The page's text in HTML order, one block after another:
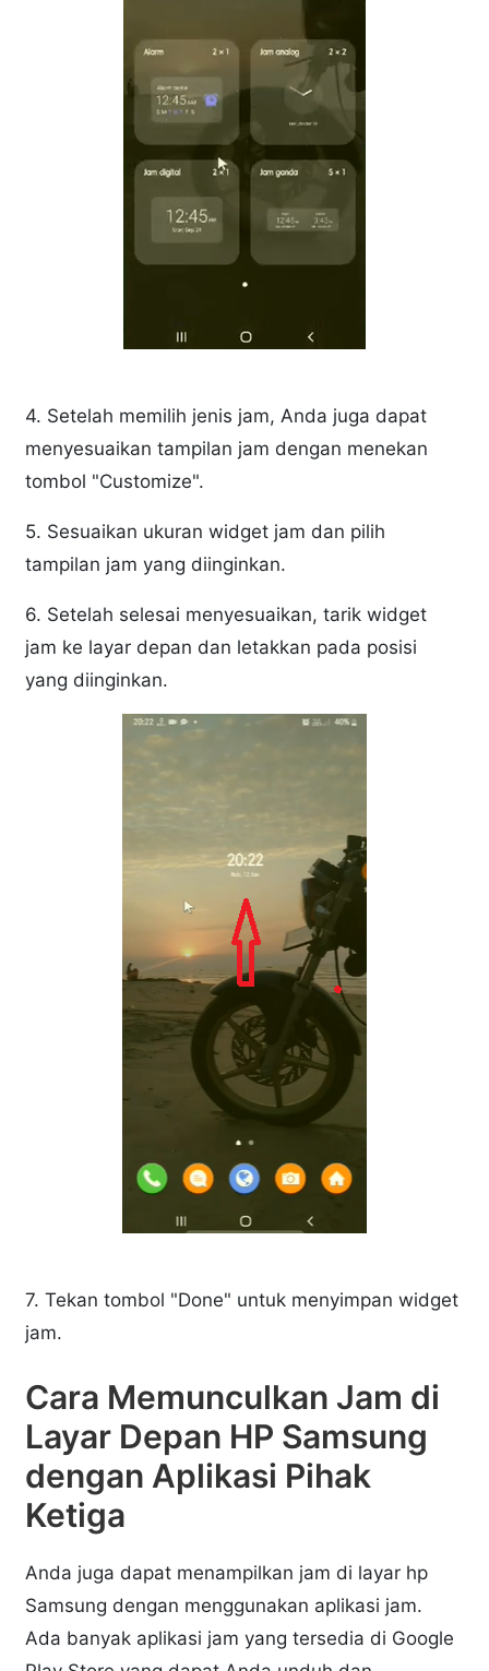
4. Setelah memilih jenis jam, Anda juga dapat
menyesuaikan tampilan jam dengan menekan
tombol "Customize".
5. Sesuaikan ukuran widget jam dan pilih
tampilan jam yang diinginkan.
6. Setelah selesai menyesuaikan, tarik widget
jam ke layar depan dan letakkan pada posisi
yang diinginkan.
7. Tekan tombol "Done" untuk menyimpan widget
jam.
Cara Memunculkan Jam di
Layar Depan HP Samsung
dengan Aplikasi Pihak
Ketiga
Anda juga dapat menampilkan jam di layar hp
Samsung dengan menggunakan aplikasi jam.
Ada banyak aplikasi jam yang tersedia di Google